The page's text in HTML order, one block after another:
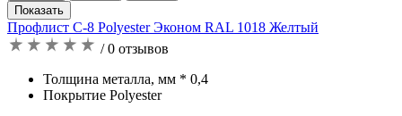
Профлист С-8 Polyester Эконом RAL 1018 Желтый
/ 0 отзывов
Толщина металла, мм * 0,4
Покрытие Polyester